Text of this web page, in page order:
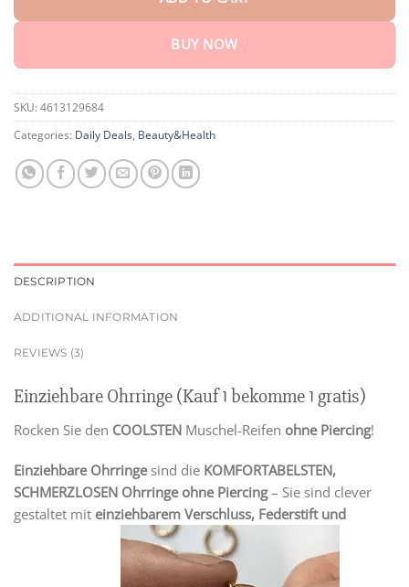
BUY NOW
SKU: 4613129684
Categories: Daily Deals, Beauty&Health
DESCRIPTION
ADDITIONAL INFORMATION
REVIEWS (3)
Einziehbare Ohrringe (Kauf 1 bekomme 1 gratis)
Rocken Sie den COOLSTEN Muschel-Reifen ohne Piercing!
Einziehbare Ohrringesind die KOMFORTABELSTEN,
SCHMERZLOSEN Ohrringe ohne Piercing– Sie sind clever
gestaltet mit einziehbarem Verschluss, Federstift und